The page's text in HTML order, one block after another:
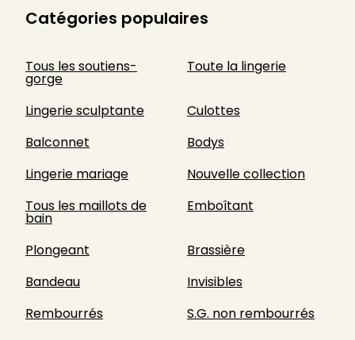
Catégories populaires
Tous les soutiens-
gorge
Toute la lingerie
Lingerie sculptante
Culottes
Balconnet
Bodys
Lingerie mariage
Nouvelle collection
Tous les maillots de
bain
Emboîtant
Plongeant
Brassière
Bandeau
Invisibles
Rembourrés
S.G. non rembourrés